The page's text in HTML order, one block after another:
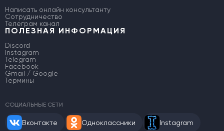
Написать онлайн консультанту
Сотрудничество
Телеграм канал
ПОЛЕЗНАЯ ИНФОРМАЦИЯ
Discord
Instagram
Telegram
Facebook
Gmail / Google
Термины
СОЦИАЛЬНЫЕ СЕТИ
Вконтакте Одноклассники Instagram